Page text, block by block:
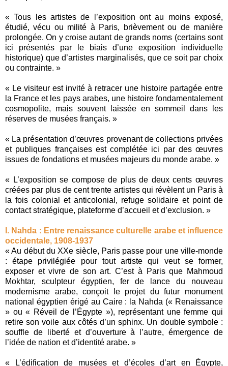
« Tous les artistes de l’exposition ont au moins exposé,
étudié, vécu ou milité à Paris, brièvement ou de manière
prolongée. On y croise autant de grands noms (certains sont
ici présentés par le biais d’une exposition individuelle
historique) que d’artistes marginalisés, que ce soit par choix
ou contrainte. »
« Le visiteur est invité à retracer une histoire partagée entre
la France et les pays arabes, une histoire fondamentalement
cosmopolite, mais souvent laissée en sommeil dans les
réserves de musées français. »
« La présentation d’œuvres provenant de collections privées
et publiques françaises est complétée ici par des œuvres
issues de fondations et musées majeurs du monde arabe. »
« L’exposition se compose de plus de deux cents œuvres
créées par plus de cent trente artistes qui révèlent un Paris à
la fois colonial et anticolonial, refuge solidaire et point de
contact stratégique, plateforme d’accueil et d’exclusion. »
I. Nahda : Entre renaissance culturelle arabe et influence
occidentale, 1908-1937
« Au début du XXe siècle, Paris passe pour une ville-monde
: étape privilégiée pour tout artiste qui veut se former,
exposer et vivre de son art. C’est à Paris que Mahmoud
Mokhtar, sculpteur égyptien, fer de lance du nouveau
modernisme arabe, conçoit le projet du futur monument
national égyptien érigé au Caire : la Nahda (« Renaissance
» ou « Réveil de l’Égypte »), représentant une femme qui
retire son voile aux côtés d’un sphinx. Un double symbole :
souffle de liberté et d’ouverture à l’autre, émergence de
l’idée de nation et d’identité arabe. »
« L’édification de musées et d’écoles d’art en Égypte,